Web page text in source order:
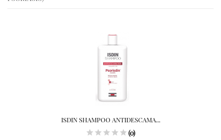
ISDIN SHAMPOO ANTIDESCAMA...
(0)